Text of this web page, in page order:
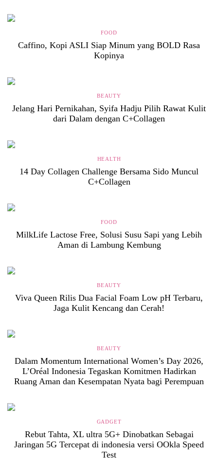
FOOD
Caffino, Kopi ASLI Siap Minum yang BOLD Rasa
Kopinya
BEAUTY
Jelang Hari Pernikahan, Syifa Hadju Pilih Rawat Kulit
dari Dalam dengan C+Collagen
HEALTH
14 Day Collagen Challenge Bersama Sido Muncul
C+Collagen
FOOD
MilkLife Lactose Free, Solusi Susu Sapi yang Lebih
Aman di Lambung Kembung
BEAUTY
Viva Queen Rilis Dua Facial Foam Low pH Terbaru,
Jaga Kulit Kencang dan Cerah!
BEAUTY
Dalam Momentum International Women’s Day 2026,
L’Oréal Indonesia Tegaskan Komitmen Hadirkan
Ruang Aman dan Kesempatan Nyata bagi Perempuan
GADGET
Rebut Tahta, XL ultra 5G+ Dinobatkan Sebagai
Jaringan 5G Tercepat di indonesia versi OOkla Speed
Test